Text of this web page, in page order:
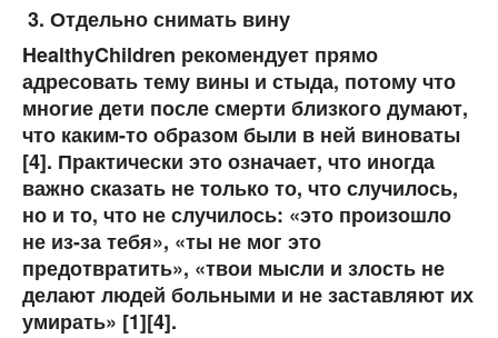
Отдельно снимать вину
HealthyChildren рекомендует прямо
адресовать тему вины и стыда, потому что
многие дети после смерти близкого думают,
что каким-то образом были в ней виноваты
[4]. Практически это означает, что иногда
важно сказать не только то, что случилось,
но и то, что не случилось: «это произошло
не из-за тебя», «ты не мог это
предотвратить», «твои мысли и злость не
делают людей больными и не заставляют их
умирать» [1][4].